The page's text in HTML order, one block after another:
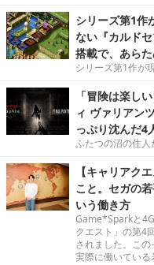
シリーズ第1作
ない『カルド
搭載で、あら
シリーズ第1作が
「冒険は楽し
ィ ヴァリアン
っぷり沈んだ4
ふたつの沼の住人
【キャリアク
こと。セガの
いう働き方
Game*Sparkと
クエスト」の第4
されました。こ
実際に働いている